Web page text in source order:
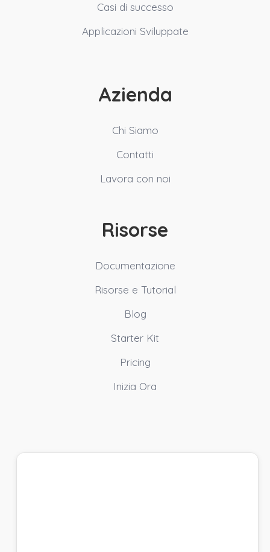
Casi di successo
Applicazioni Sviluppate
Azienda
Chi Siamo
Contatti
Lavora con noi
Risorse
Documentazione
Risorse e Tutorial
Blog
Starter Kit
Pricing
Inizia Ora